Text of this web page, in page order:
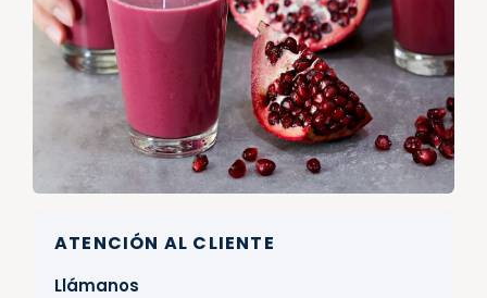
ATENCIÓN AL CLIENTE
Llámanos